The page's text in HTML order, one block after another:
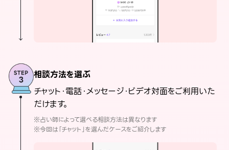
相談方法を選ぶ
チャット・電話・メッセージ・ビデオ対面をご利用いた
だけます。
※占い師によって選べる相談方法は異なります
※今回は「チャット」を選んだケースをご紹介します